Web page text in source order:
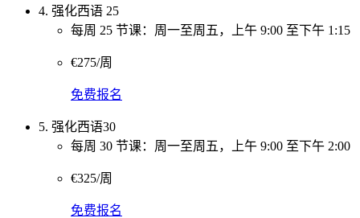
4. 强化西语 25
每周 25 节课：周一至周五，上午 9:00 至下午 1:15
€275/周
免费报名
5. 强化西语30
每周 30 节课：周一至周五，上午 9:00 至下午 2:00
€325/周
免费报名